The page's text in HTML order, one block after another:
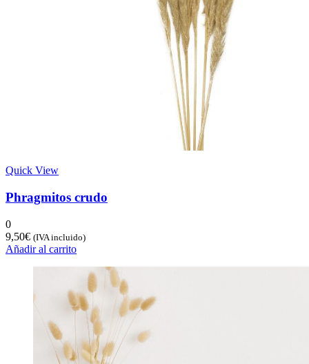
Quick View
Phragmitos crudo
0
9,50€ (IVA incluido)
Añadir al carrito